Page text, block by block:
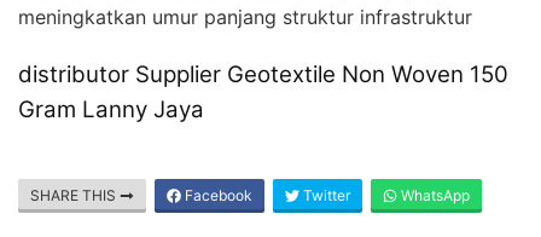
meningkatkan umur panjang struktur infrastruktur
distributor Supplier Geotextile Non Woven 150
Gram Lanny Jaya
SHARE THIS Facebook Twitter WhatsApp